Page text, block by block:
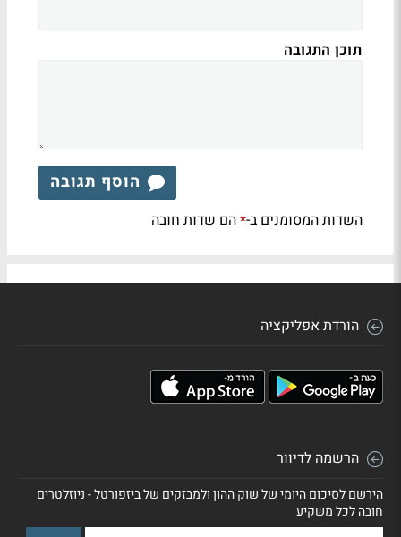
תוכן התגובה
הוסף תגובה
השדות המסומנים ב-*הם שדות חובה
הורדת אפליקציה
הרשמה לדיוור
הירשם לסיכום היומי של שוק ההון ולמבזקים של ביזפורטל - ניוזלטרים
חובה לכל משקיע